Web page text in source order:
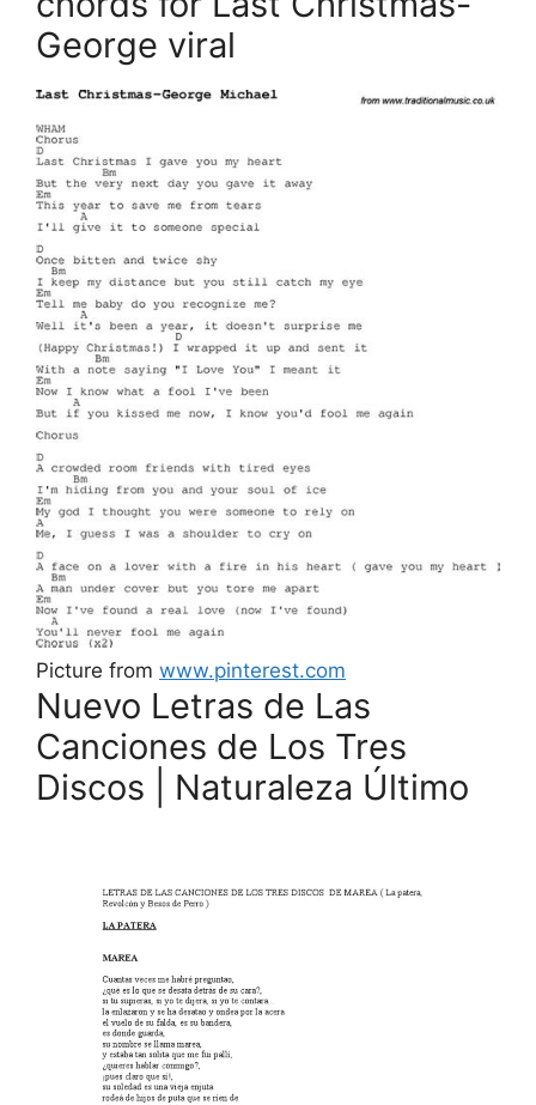
George viral
Picture from www.pinterest.com
Nuevo Letras de Las
Canciones de Los Tres
Discos | Naturaleza Último